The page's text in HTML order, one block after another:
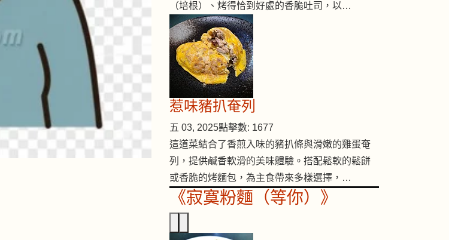
（培根）、烤得恰到好處的香脆吐司，以…
惹味豬扒奄列
五 03, 2025點擊數: 1677
這道菜結合了香煎入味的豬扒條與滑嫩的雞蛋奄
列，提供鹹香軟滑的美味體驗。搭配鬆軟的鬆餅
或香脆的烤麵包，為主食帶來多樣選擇，…
《寂寞粉麵（等你）》